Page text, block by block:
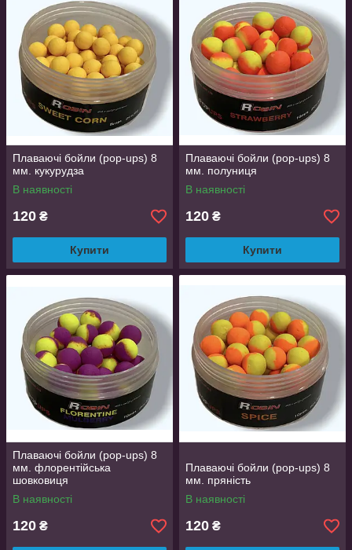
Плаваючі бойли (pop-ups) 8
мм. кукурудза
В наявності
120 ₴
Купити
Плаваючі бойли (pop-ups) 8
мм. полуниця
В наявності
120 ₴
Купити
Плаваючі бойли (pop-ups) 8
мм. флорентійська
шовковиця
В наявності
120 ₴
Плаваючі бойли (pop-ups) 8
мм. пряність
В наявності
120 ₴